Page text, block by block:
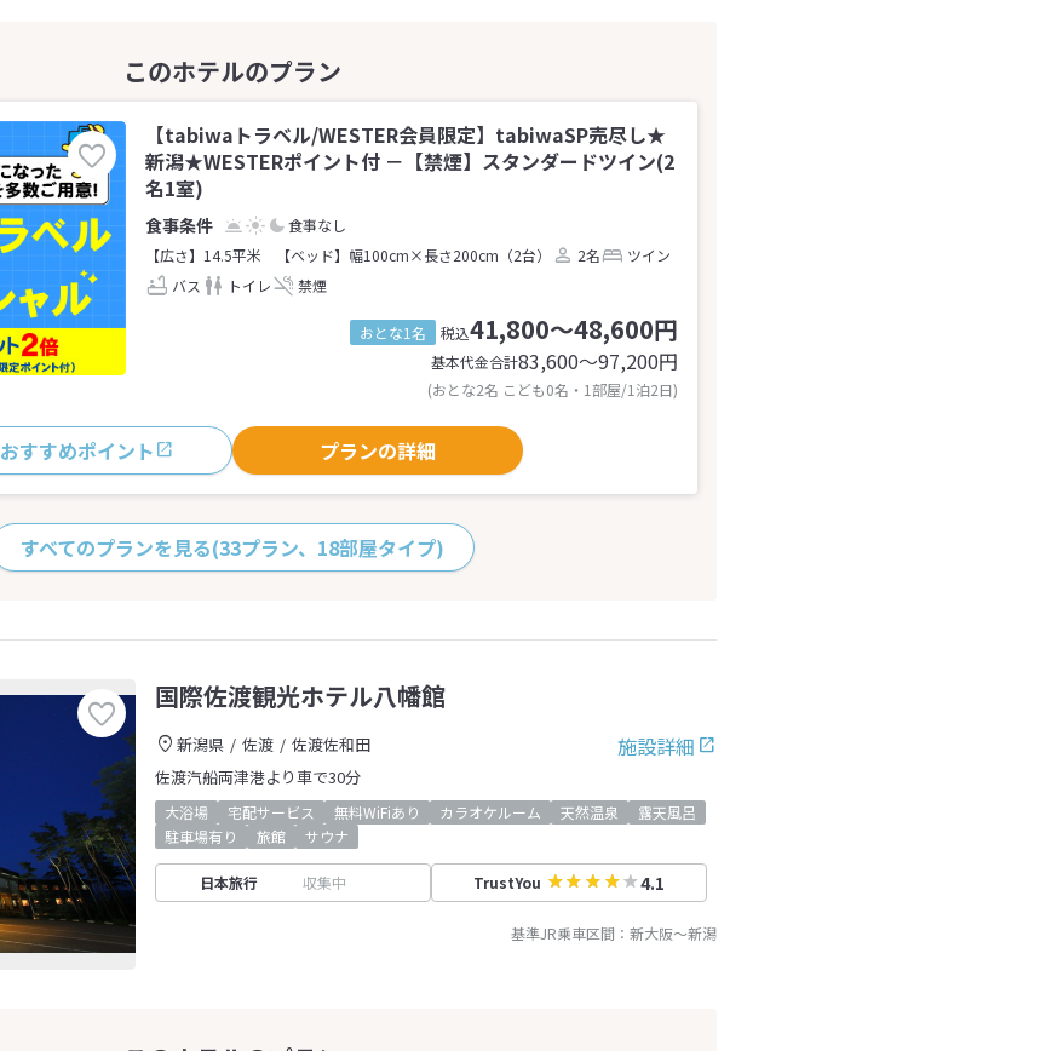
【tabiwaトラベル/WESTER会員限定】tabiwaSP売尽し★
新潟★WESTERポイント付 －【禁煙】スタンダードツイン(2
名1室)
食事なし
【広さ】14.5平米
【ベッド】幅100cm×長さ200cm（2台） 2名
ツイン
バス
トイレ 禁煙
おとな1名 税込41,800～48,600円
基本代金合計83,600〜97,200円
(おとな2名 こども0名・1部屋/1泊2日)
おすすめポイント プランの詳細
すべてのプランを見る(33プラン、18部屋タイプ)
国際佐渡観光ホテル八幡館
施設詳細
新潟県 佐渡
佐渡佐和田
佐渡汽船両津港より車で30分
大浴場 宅配サービス 無料WiFiあり カラオケルーム 天然温泉
露天風呂
駐車場有り
旅館 サウナ
日本旅行 収集中 TrustYou 4.1
基準JR乗車区間： 新大阪～新潟